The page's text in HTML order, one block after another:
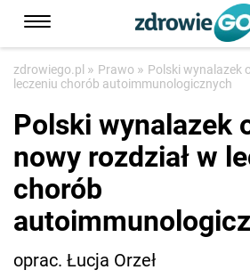
zdrowiego.pl » Prawo » Polski wynalazek
leczeniu chorób autoimmunologicznych
Polski wynalazek
nowy rozdział w
chorób
oprac. Łucja Orzeł